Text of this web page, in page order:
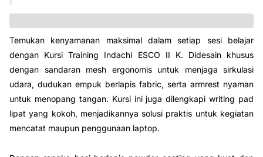
Temukan kenyamanan maksimal dalam setiap sesi belajar
dengan Kursi Training Indachi ESCO II K. Didesain khusus
dengan sandaran mesh ergonomis untuk menjaga sirkulasi
udara, dudukan empuk berlapis fabric, serta armrest nyaman
untuk menopang tangan. Kursi ini juga dilengkapi writing pad
lipat yang kokoh, menjadikannya solusi praktis untuk kegiatan
mencatat maupun penggunaan laptop.